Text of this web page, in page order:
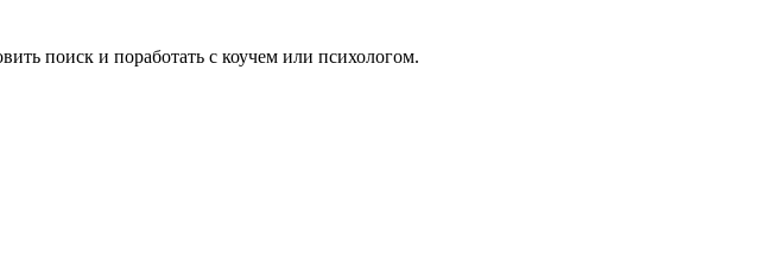
поиск и поработать с коучем или психологом.